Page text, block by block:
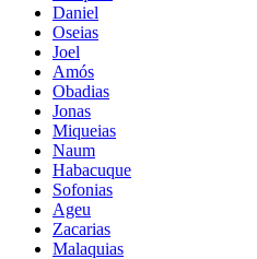
Daniel
Oseias
Joel
Amós
Obadias
Jonas
Miqueias
Naum
Habacuque
Sofonias
Ageu
Zacarias
Malaquias